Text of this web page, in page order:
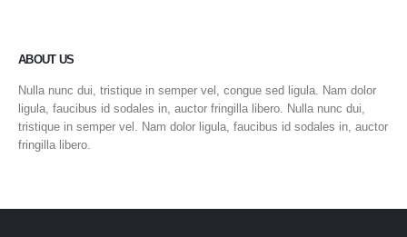
ABOUT US
Nulla nunc dui, tristique in semper vel, congue sed ligula. Nam dolor
ligula, faucibus id sodales in, auctor fringilla libero. Nulla nunc dui,
tristique in semper vel. Nam dolor ligula, faucibus id sodales in, auctor
fringilla libero.